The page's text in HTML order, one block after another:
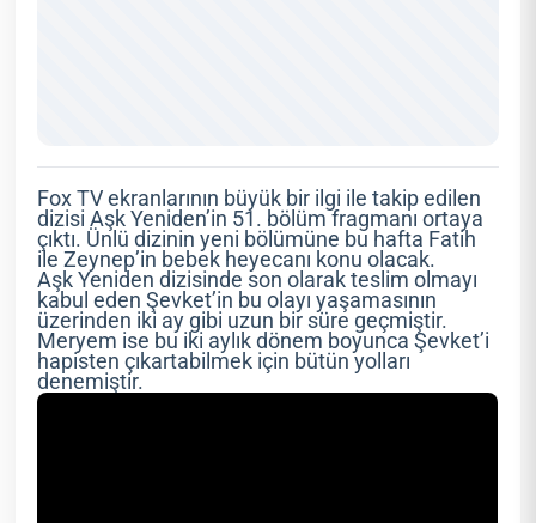
Fox TV ekranlarının büyük bir ilgi ile takip edilen
dizisi Aşk Yeniden’in 51. bölüm fragmanı ortaya
çıktı. Ünlü dizinin yeni bölümüne bu hafta Fatih
ile Zeynep’in bebek heyecanı konu olacak.
Aşk Yeniden dizisinde son olarak teslim olmayı
kabul eden Şevket’in bu olayı yaşamasının
üzerinden iki ay gibi uzun bir süre geçmiştir.
Meryem ise bu iki aylık dönem boyunca Şevket’i
hapisten çıkartabilmek için bütün yolları
denemiştir.